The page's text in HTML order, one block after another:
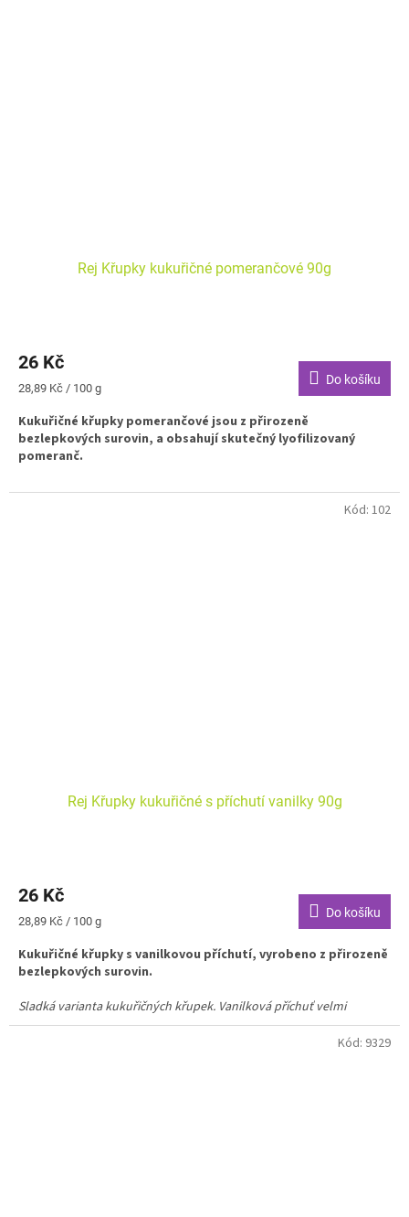
Rej Křupky kukuřičné pomerančové 90g
26 Kč
Měrná
28,89 Kč / 100 g
Do košíku
Kukuřičné křupky pomerančové jsou z přirozeně
bezlepkových surovin, a obsahují skutečný lyofilizovaný
pomeranč.
Sladká ovocná alternativa oblíbených křupek vhodná pro děti i
Rej Křupky kukuřičné s příchutí vanilky 90g
26 Kč
Měrná
28,89 Kč / 100 g
Do košíku
Kukuřičné křupky s vanilkovou příchutí, vyrobeno z přirozeně
bezlepkových surovin.
Sladká varianta kukuřičných křupek. Vanilková příchuť velmi
oblíbená především u dětí, alternativa různých sladkostí pro děti
Kód: 102
Kód: 9329